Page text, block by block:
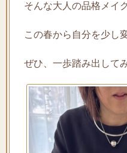
そんな大人の品格メイ
この春から自分を少し
ぜひ、一歩踏み出して